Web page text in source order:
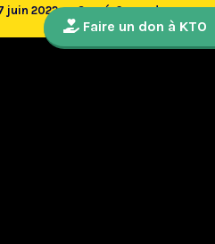
juin 2022 au Sacré-Coeur de
Faire un don à KTO